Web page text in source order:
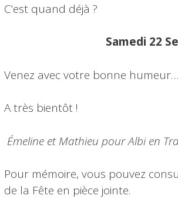
C’est quand déjà ?
Samedi 22
Venez avec votre bonne
A très bientôt !
Émeline et Mathieu pour Albi en
Pour mémoire, vous pouvez
de la Fête en pièce jointe.